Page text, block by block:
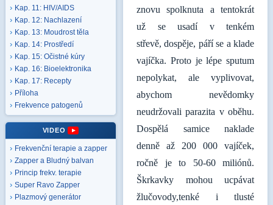
Kap. 11: HIV/AIDS
Kap. 12: Nachlazení
Kap. 13: Moudrost těla
Kap. 14: Prostředí
Kap. 15: Očistné kúry
Kap. 16: Bioelektronika
Kap. 17: Recepty
Příloha
Frekvence patogenů
VIDEO
Frekvenční terapie a zapper
Zapper a Bludný balvan
Princip frekv. terapie
Super Ravo Zapper
Plazmový generátor
znovu spolknuta a tentokrát
už se usadí v tenkém
střevě, dospěje, páří se a klade
vajíčka. Proto je lépe sputum
nepolykat, ale vyplivovat,
abychom nevědomky
neudržovali parazita v oběhu.
Dospělá samice naklade
denně až 200 000 vajíček,
ročně je to 50-60 miliónů.
Škrkavky mohou ucpávat
žlučovody,tenké i tlusté